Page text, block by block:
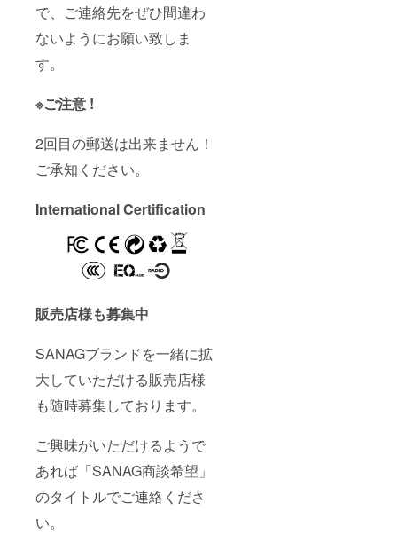
で、ご連絡先をぜひ間違わ
ないようにお願い致しま
す。
※ご注意 !
2回目の郵送は出来ません！
ご承知ください。
International Certification
販売店様も募集中
SANAGブランドを一緒に拡
大していただける販売店様
も随時募集しております。
ご興味がいただけるようで
あれば「SANAG商談希望」
のタイトルでご連絡くださ
い。